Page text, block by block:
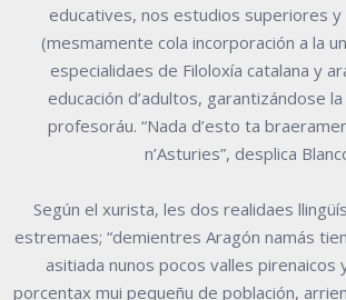
educatives, nos estudios superiores
(mesmamente cola incorporación a la
especialidaes de Filoloxía catalana y
educación d’adultos, garantizándose
profesoráu. “Nada d’esto ta
n’Asturies”, desplica
Según el xurista, les dos realidaes
estremaes; “demientres Aragón namás
asitiada nunos pocos valles pirenaicos
porcentax mui pequeñu de población,